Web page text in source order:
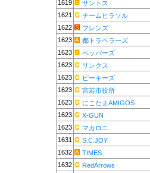
1619
サントス
1621
チームヒラソル
1622
フレンズ
1623
都トラベラーズ
1623
ペッパーズ
1623
リンクス
1623
ピーキーズ
1623
宮若市役所
1623
にこたまAMIGOS
1623
X-GUN
1623
マカロニ
1631
S.C.JOY
1632
TIMES
1632
RedArrows